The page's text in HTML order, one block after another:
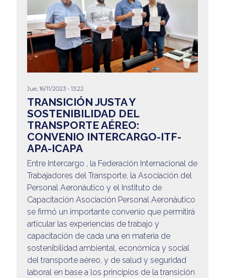
Jue, 16/11/2023 - 13:22
TRANSICIÓN JUSTA Y
SOSTENIBILIDAD DEL
TRANSPORTE AÉREO:
CONVENIO INTERCARGO-ITF-
APA-ICAPA
Entre Intercargo , la Federación Internacional de
Trabajadores del Transporte, la Asociación del
Personal Aeronáutico y el Instituto de
Capacitación Asociación Personal Aeronáutico
se firmó un importante convenio que permitirá
articular las experiencias de trabajo y
capacitación de cada una en materia de
sostenibilidad ambiental, económica y social
del transporte aéreo, y de salud y seguridad
laboral en base a los principios de la transición